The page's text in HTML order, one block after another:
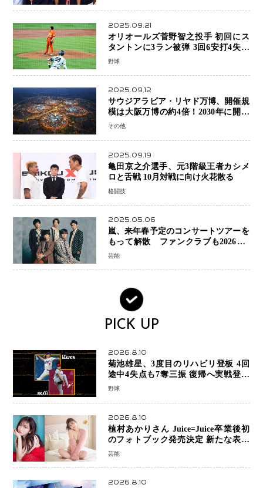
2025.09.21
オリオールズ菅野智之投手 初回にス
タントンに3ラン被弾 3回6安打4失点
で降板
野球
2025.09.12
サウジアラビア・リヤド万博、開催規
模は大阪万博の約4倍！2030年に開幕
予定
その他
2025.09.19
亀田京之介選手、元3階級王者カシメ
格闘技
2025.05.06
嵐、来年春予定のコンサートツアーを
もって解散 ファンクラブも2026年5
月末で活動終了
芸能
PICK UP
2026.8.10
菊池雄星、3度目のリハビリ登板 4回
途中4失点も7奪三振 復帰へ実戦登板
を重ねる
野球
2026.8.10
植村あかりさん Juice=Juice卒業後初
のフォトブック発売決定 新たな表現
者としての“今”を凝縮
芸能
2026.8.10